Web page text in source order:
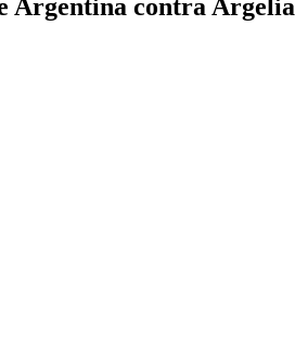
Argentina contra Argelia